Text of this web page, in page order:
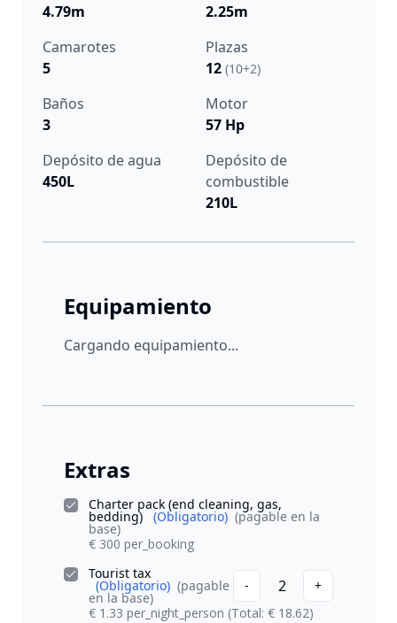
4.79m
2.25m
Camarotes
5
Plazas
12 (10+2)
Baños
3
Motor
57 Hp
Depósito de agua
450L
Depósito de
combustible
210L
Equipamiento
Cargando equipamiento...
Extras
Charter pack (end cleaning, gas,
bedding) (Obligatorio) (pagable en la
base)
€ 300 per_booking
Tourist tax
(Obligatorio) (pagable
en la base)
- 2
+
€ 1.33 per_night_person (Total: € 18.62)